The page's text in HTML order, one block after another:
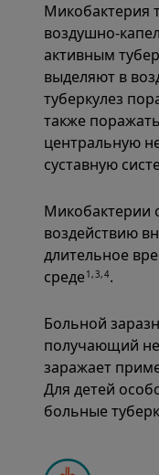
Микобактерия
воздушно-
активным
выделяют в
туберкулез
также
центральную
суставную
Микобактерии
воздействию
длительное
среде1,3,4.
Больной
получающий
заражает
Для детей
больные